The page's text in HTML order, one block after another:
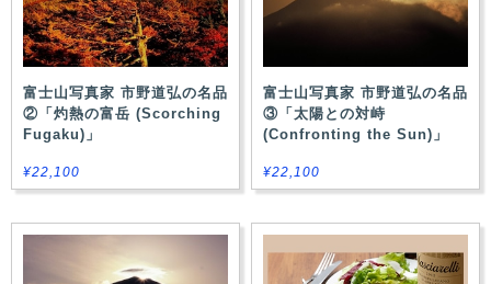
富士山写真家 市野道弘の名品
②「灼熱の富岳 (Scorching
Fugaku)」
¥22,100
富士山写真家 市野道弘の名品
③「太陽との対峙
(Confronting the Sun)」
¥22,100